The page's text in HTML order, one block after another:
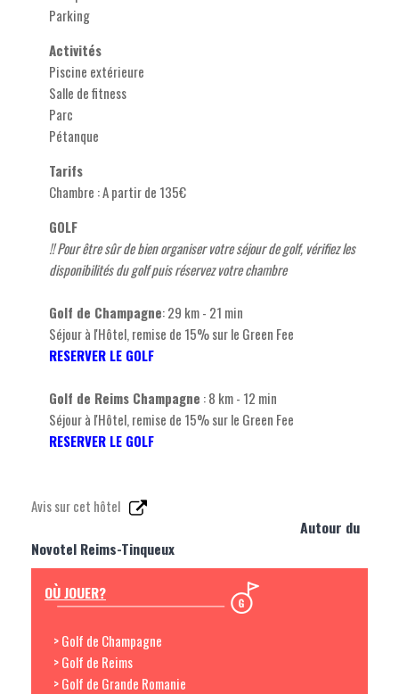
Parking
Activités
Piscine extérieure
Salle de fitness
Parc
Pétanque
Tarifs
Chambre : A partir de 135€
GOLF
!! Pour être sûr de bien organiser votre séjour de golf, vérifiez les
disponibilités du golf puis réservez votre chambre
Golf de Champagne: 29 km - 21 min
Séjour à l'Hôtel, remise de 15% sur le Green Fee
RESERVER LE GOLF
Golf de Reims Champagne : 8 km - 12 min
Séjour à l'Hôtel, remise de 15% sur le Green Fee
RESERVER LE GOLF
Avis sur cet hôtel
Autour du
Novotel Reims-Tinqueux
OÙ JOUER?
> Golf de Champagne
> Golf de Reims
> Golf de Grande Romanie